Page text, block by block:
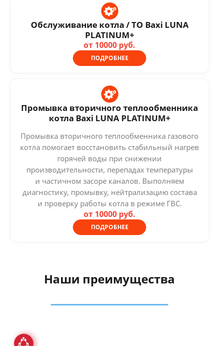
Обслуживание котла / ТО Baxi LUNA
PLATINUM+
от 10000 руб.
ПОДРОБНЕЕ
Промывка вторичного теплообменника
котла Baxi LUNA PLATINUM+
Промывка вторичного теплообменника газового
котла помогает восстановить стабильный нагрев
горячей воды при снижении
производительности, перепадах температуры
и частичном засоре каналов. Выполняем
диагностику, промывку, нейтрализацию состава
и проверку работы котла в режиме ГВС.
от 10000 руб.
ПОДРОБНЕЕ
Наши преимущества